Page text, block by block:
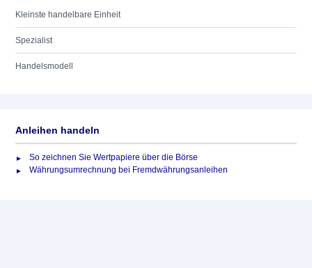
Kleinste handelbare Einheit
Spezialist
Handelsmodell
Anleihen handeln
So zeichnen Sie Wertpapiere über die Börse
Währungsumrechnung bei Fremdwährungsanleihen